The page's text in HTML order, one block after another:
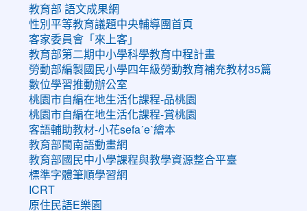
教育部 語文成果網
性別平等教育議題中央輔導團首頁
客家委員會「來上客」
教育部第二期中小學科學教育中程計畫
勞動部編製國民小學四年級勞動教育補充教材35篇
數位學習推動辦公室
桃園市自編在地生活化課程-品桃園
桃園市自編在地生活化課程-賞桃園
客語輔助教材-小花sefaˊeˋ繪本
教育部閩南語動畫網
教育部國民中小學課程與教學資源整合平臺
標準字體筆順學習網
ICRT
原住民語E樂園